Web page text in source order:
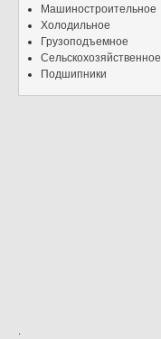
Машиностроительное
Холодильное
Грузоподъемное
Сельскохозяйственное
Подшипники
.